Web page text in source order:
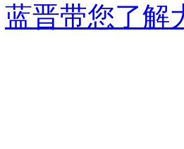
蓝晋带您了解